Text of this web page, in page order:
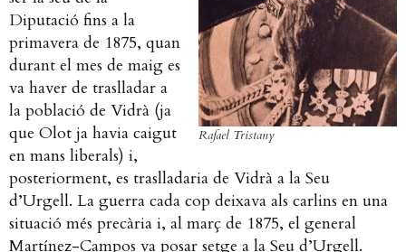
Rafael Tristany
Diputació fins a la
primavera de 1875, quan
durant el mes de maig es
va haver de traslladar a
la població de Vidrà (ja
que Olot ja havia caigut
en mans liberals) i,
posteriorment, es traslladaria de Vidrà a la Seu
d’Urgell. La guerra cada cop deixava als carlins en una
situació més precària i, al març de 1875, el general
Martínez-Campos va posar setge a la Seu d’Urgell.